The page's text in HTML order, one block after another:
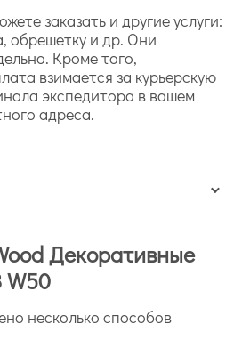
заказать и другие услуги:
обрешетку и др. Они
Кроме того,
взимается за курьерскую
экспедитора в вашем
адреса.
Декоративные
W50
несколько способов